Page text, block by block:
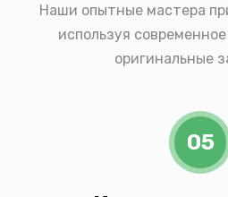
Наши опытные мастера
используя
оригинальные
05